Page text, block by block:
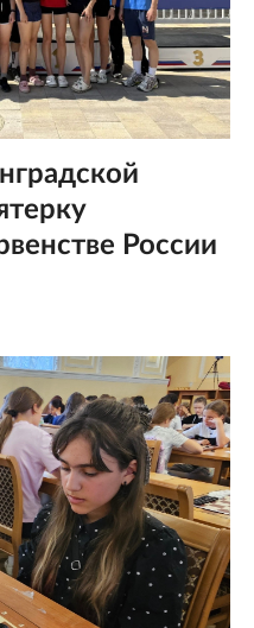
России